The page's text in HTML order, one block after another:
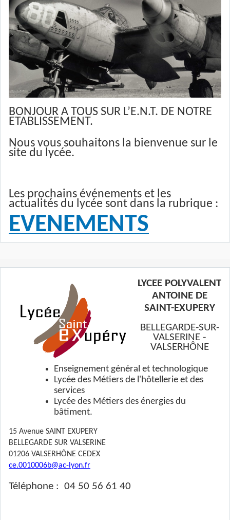
BONJOUR A TOUS SUR L’E.N.T. DE NOTRE
ETABLISSEMENT.
Nous vous souhaitons la bienvenue sur le
site du lycée.
Les prochains événements et les
actualités du lycée sont dans la rubrique :
EVENEMENTS
LYCEE POLYVALENT
ANTOINE DE
SAINT-EXUPERY
BELLEGARDE-SUR-
VALSERINE -
VALSERHÔNE
Enseignement général et technologique
Lycée des Métiers de l'hôtellerie et des
services
Lycée des Métiers des énergies du
bâtiment.
15 Avenue SAINT EXUPERY
BELLEGARDE SUR VALSERINE
01206 VALSERHÔNE CEDEX
ce.0010006b@ac-lyon.fr
Téléphone : 04 50 56 61 40